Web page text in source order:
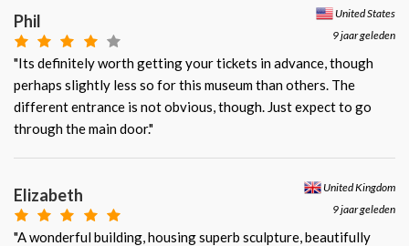
United States
9 jaar geleden
Phil
"Its definitely worth getting your tickets in advance, though
perhaps slightly less so for this museum than others. The
different entrance is not obvious, though. Just expect to go
through the main door."
United Kingdom
9 jaar geleden
Elizabeth
"A wonderful building, housing superb sculpture, beautifully